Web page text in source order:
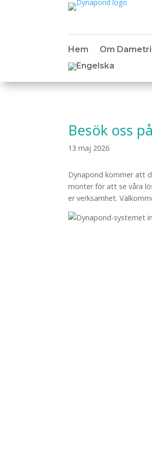
Hem Om
Besök oss
13 maj 2026
Dynapond kommer att
monter för att se våra
er verksamhet.